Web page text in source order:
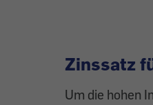
Zinssatz
Um die hohen